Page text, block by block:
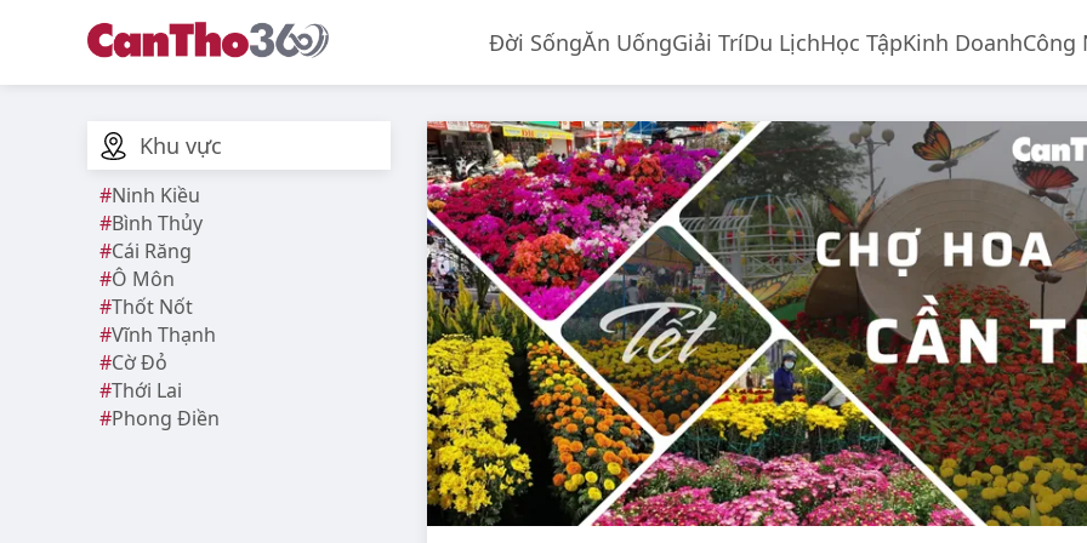
Đời SốngĂn UốngGiải TríDu LịchHọc TậpKinh DoanhCông
Khu vực
Ninh Kiều
Bình Thủy
Cái Răng
Ô Môn
Thốt Nốt
Vĩnh Thạnh
Cờ Đỏ
Thới Lai
Phong Điền